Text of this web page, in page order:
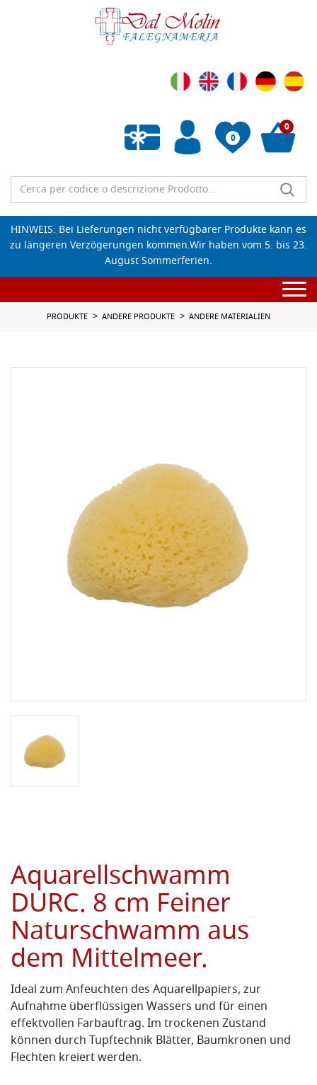
0
Wunschliste leeren
0
HINWEIS: Bei Lieferungen nicht verfügbarer Produkte kann es
zu längeren Verzögerungen kommen.Wir haben vom 5. bis 23.
August Sommerferien.
PRODUKTE ANDERE PRODUKTE ANDERE MATERIALIEN
Aquarellschwamm
DURC. 8 cm Feiner
Naturschwamm aus
dem Mittelmeer.
Ideal zum Anfeuchten des Aquarellpapiers, zur
Aufnahme überflüssigen Wassers und für einen
effektvollen Farbauftrag. Im trockenen Zustand
können durch Tupftechnik Blätter, Baumkronen und
Flechten kreiert werden.